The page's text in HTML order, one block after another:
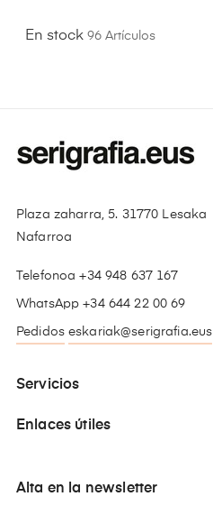
En stock 96 Artículos
Plaza zaharra, 5. 31770 Lesaka
Nafarroa
Telefonoa +34 948 637 167
WhatsApp +34 644 22 00 69
Pedidos eskariak@serigrafia.eus
Servicios
Enlaces útiles
Alta en la newsletter